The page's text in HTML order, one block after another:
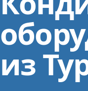
из